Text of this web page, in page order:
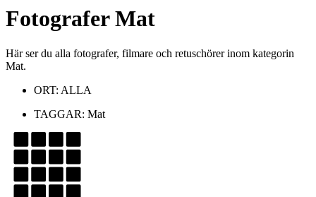
FotograferMat
Här ser du alla fotografer, filmare och retuschörer inom kategorin
Mat.
ORT: ALLA
TAGGAR: Mat